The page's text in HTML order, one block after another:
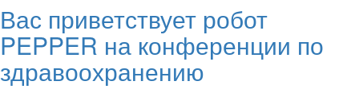
Вас при­вет­ству­ет робот
PEPPER на кон­фе­рен­ции по
здра­во­охра­не­нию